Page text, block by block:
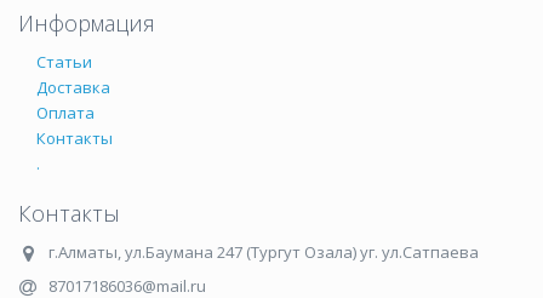
Информация
Статьи
Доставка
Оплата
Контакты
.
Контакты
г.Алматы,ул.Баумана 247 (Тургут Озала) уг. ул.Сатпаева
87017186036@mail.ru